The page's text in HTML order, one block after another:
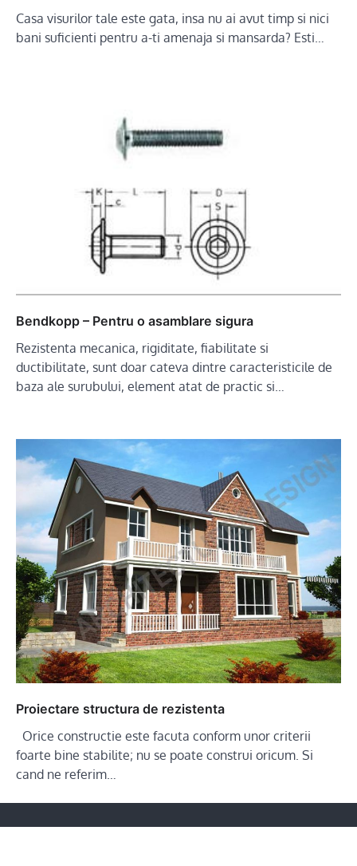
Casa visurilor tale este gata, insa nu ai avut timp si nici
bani suficienti pentru a-ti amenaja si mansarda? Esti…
Bendkopp – Pentru o asamblare sigura
Rezistenta mecanica, rigiditate, fiabilitate si
ductibilitate, sunt doar cateva dintre caracteristicile de
baza ale surubului, element atat de practic si…
Proiectare structura de rezistenta
Orice constructie este facuta conform unor criterii
foarte bine stabilite; nu se poate construi oricum. Si
cand ne referim…